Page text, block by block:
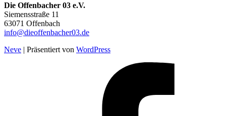
Die Offenbacher 03 e.V.
Siemensstraße 11
63071 Offenbach
info@dieoffenbacher03.de
Neve | Präsentiert von WordPress